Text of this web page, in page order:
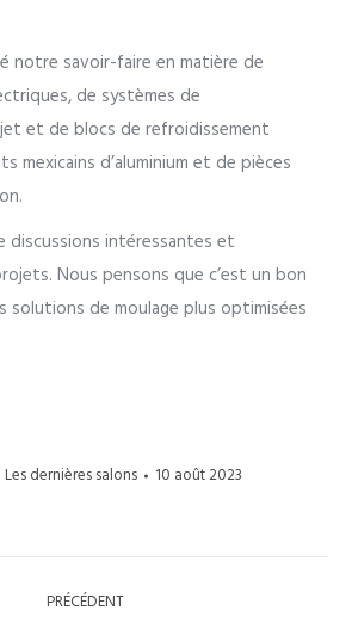
notre savoir-faire en matière de
de systèmes de
et de blocs de refroidissement
mexicains d’aluminium et de pièces
discussions intéressantes et
Nous pensons que c’est un bon
de moulage plus optimisées
Les dernières salons 10 août 2023
PRÉCÉDENT